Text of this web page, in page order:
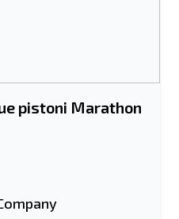
pistoni Marathon